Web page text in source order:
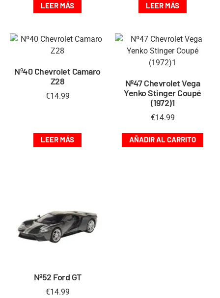
LEER MÁS LEER MÁS
Nº40 Chevrolet Camaro
Z28
€14.99
LEER MÁS
Nº47 Chevrolet Vega
Yenko Stinger Coupé
(1972)1
€14.99
AÑADIR AL CARRITO
Nº52 Ford GT
€14.99